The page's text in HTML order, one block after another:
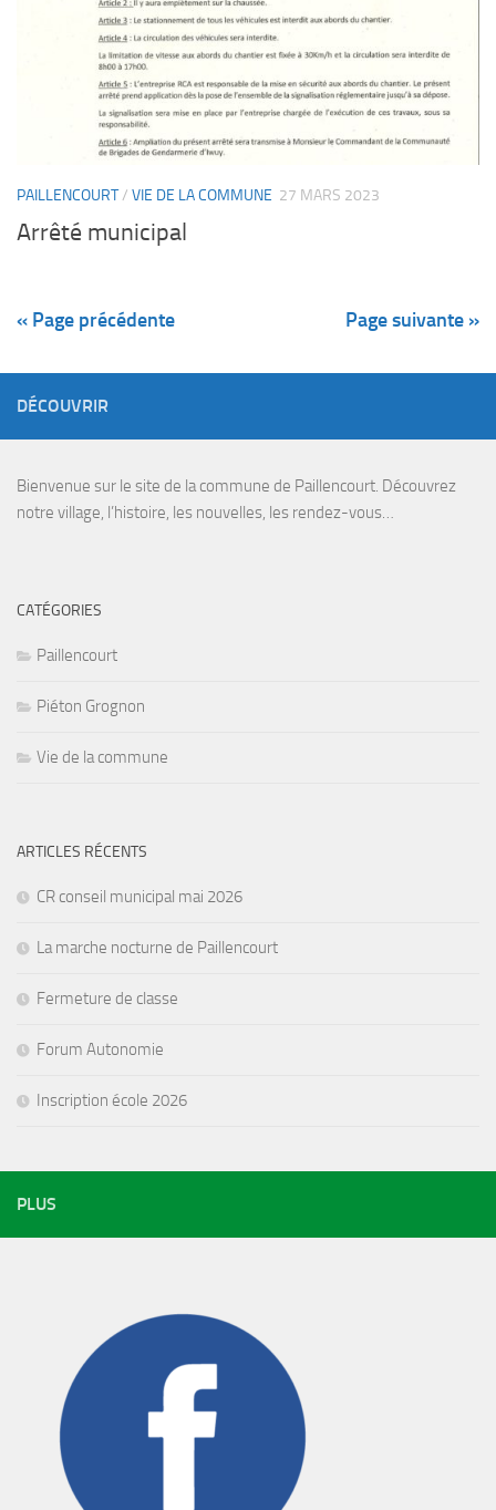
PAILLENCOURT/ VIE DE LA COMMUNE 27 MARS 2023
Arrêté municipal
« Page précédente Page suivante »
DÉCOUVRIR
Bienvenue sur le site de la commune de Paillencourt. Découvrez
notre village, l’histoire, les nouvelles, les rendez-vous…
CATÉGORIES
Paillencourt
Piéton Grognon
Vie de la commune
ARTICLES RÉCENTS
CR conseil municipal mai 2026
La marche nocturne de Paillencourt
Fermeture de classe
Forum Autonomie
Inscription école 2026
PLUS